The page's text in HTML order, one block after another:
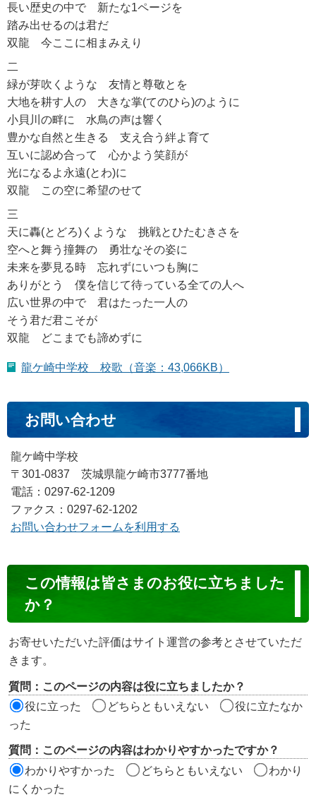
長い歴史の中で 新たな1ページを
踏み出せるのは君だ
双龍 今ここに相まみえり
二
緑が芽吹くような 友情と尊敬とを
大地を耕す人の 大きな掌(てのひら)のように
小貝川の畔に 水鳥の声は響く
豊かな自然と生きる 支え合う絆よ育て
互いに認め合って 心かよう笑顔が
光になるよ永遠(とわ)に
双龍 この空に希望のせて
三
天に轟(とどろ)くような 挑戦とひたむきさを
空へと舞う撞舞の 勇壮なその姿に
未来を夢見る時 忘れずにいつも胸に
ありがとう 僕を信じて待っている全ての人へ
広い世界の中で 君はたった一人の
そう君だ君こそが
双龍 どこまでも諦めずに
龍ケ崎中学校 校歌（音楽：43,066KB）
お問い合わせ
龍ケ崎中学校
〒301-0837 茨城県龍ケ崎市3777番地
電話：0297-62-1209
ファクス：0297-62-1202
お問い合わせフォームを利用する
ン
ン
ツ
評
価
ア
この情報は皆さまのお役に立ちました
か？
お寄せいただいた評価はサイト運営の参考とさせていただ
きます。
質問：このページの内容は役に立ちましたか？
役に立った
どちらともいえない
役に立たなか
った
質問：このページの内容はわかりやすかったですか？
わかりやすかった
どちらともいえない
わかり
にくかった